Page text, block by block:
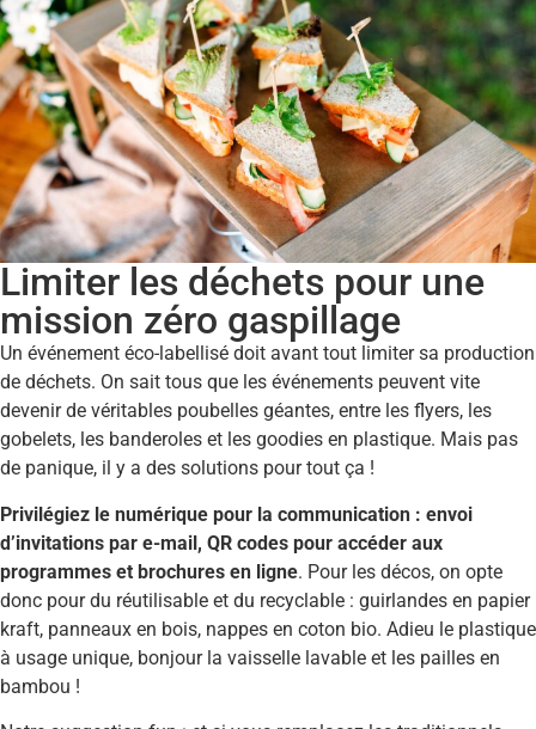
Limiter les déchets pour une
mission zéro gaspillage
Un événement éco-labellisé doit avant tout limiter sa production
de déchets. On sait tous que les événements peuvent vite
devenir de véritables poubelles géantes, entre les flyers, les
gobelets, les banderoles et les goodies en plastique. Mais pas
de panique, il y a des solutions pour tout ça !
Privilégiez le numérique pour la communication : envoi
d’invitations par e-mail, QR codes pour accéder aux
programmes et brochures en ligne. Pour les décos, on opte
donc pour du réutilisable et du recyclable : guirlandes en papier
kraft, panneaux en bois, nappes en coton bio. Adieu le plastique
à usage unique, bonjour la vaisselle lavable et les pailles en
bambou !